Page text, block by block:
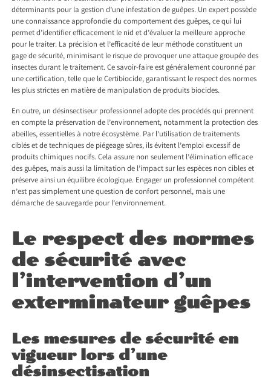
déterminants pour la gestion d’une infestation de guêpes. Un expert possède
une connaissance approfondie du comportement des guêpes, ce qui lui
permet d’identifier efficacement le nid et d’évaluer la meilleure approche
pour le traiter. La précision et l’efficacité de leur méthode constituent un
gage de sécurité, minimisant le risque de provoquer une attaque groupée des
insectes durant le traitement. Ce savoir-faire est généralement couronné par
une certification, telle que le Certibiocide, garantissant le respect des normes
les plus strictes en matière de manipulation de produits biocides.
En outre, un désinsectiseur professionnel adopte des procédés qui prennent
en compte la préservation de l’environnement, notamment la protection des
abeilles, essentielles à notre écosystème. Par l’utilisation de traitements
ciblés et de techniques de piégeage sûres, ils évitent l’emploi excessif de
produits chimiques nocifs. Cela assure non seulement l’élimination efficace
des guêpes, mais aussi la limitation de l’impact sur les espèces non cibles et
préserve ainsi un équilibre écologique. Engager un professionnel compétent
n’est pas simplement une question de confort personnel, mais une
démarche de sauvegarde pour l’environnement.
Le respect des normes
de sécurité avec
l’intervention d’un
exterminateur guêpes
Les mesures de sécurité en
vigueur lors d’une
désinsectisation